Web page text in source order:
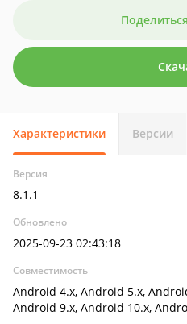
Характеристики Версии
Версия
8.1.1
Обновлено
2025-09-23 02:43:18
Совместимость
Android 4.x, Android 5.x,
Android 9.x, Android 10.x,